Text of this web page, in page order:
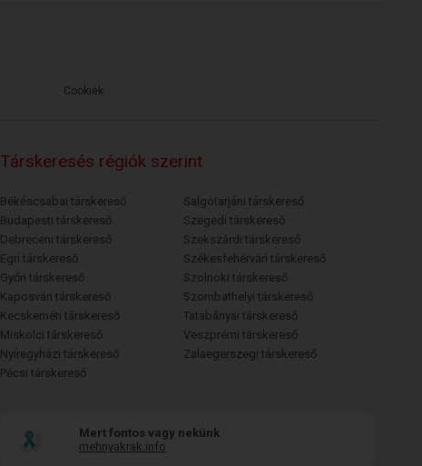
Cookiek
Társkeresés régiók szerint
Békéscsabai társkereső
Budapesti társkereső
Debreceni társkereső
Egri társkereső
Győri társkereső
Kaposvári társkereső
Kecskeméti társkereső
Miskolci társkereső
Nyíregyházi társkereső
Pécsi társkereső
Salgótarjáni társkereső
Szegedi társkereső
Szekszárdi társkereső
Székesfehérvári társkereső
Szolnoki társkereső
Szombathelyi társkereső
Tatabányai társkereső
Veszprémi társkereső
Zalaegerszegi társkereső
Mert fontos vagy nekünk
mehnyakrak.info